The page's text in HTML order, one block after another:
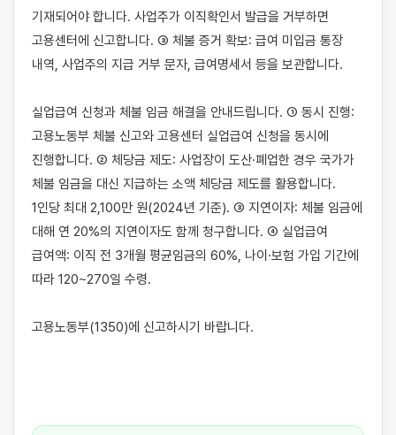
기재되어야 합니다. 사업주가 이직확인서 발급을 거부하면
고용센터에 신고합니다. ③ 체불 증거 확보: 급여 미입금 통장
내역, 사업주의 지급 거부 문자, 급여명세서 등을 보관합니다.
실업급여 신청과 체불 임금 해결을 안내드립니다. ① 동시 진행:
고용노동부 체불 신고와 고용센터 실업급여 신청을 동시에
진행합니다. ② 체당금 제도: 사업장이 도산·폐업한 경우 국가가
체불 임금을 대신 지급하는 소액 체당금 제도를 활용합니다.
1인당 최대 2,100만 원(2024년 기준). ③ 지연이자: 체불 임금에
대해 연 20%의 지연이자도 함께 청구합니다. ④ 실업급여
급여액: 이직 전 3개월 평균임금의 60%, 나이·보험 가입 기간에
따라 120~270일 수령.
고용노동부(1350)에 신고하시기 바랍니다.